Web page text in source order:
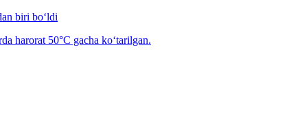
biri bo‘ldi
harorat 50°C gacha ko‘tarilgan.